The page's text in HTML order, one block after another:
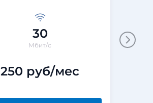
30
Мбит/с
250 руб/мес